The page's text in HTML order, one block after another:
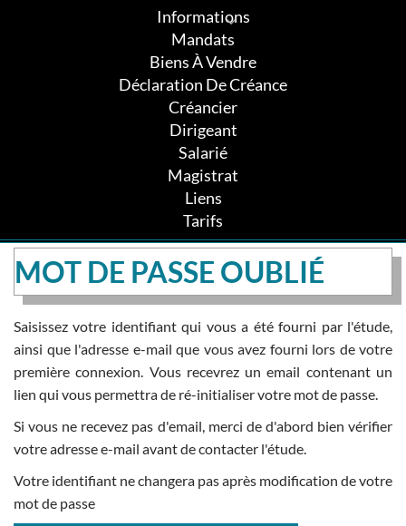
Informations
Mandats
Biens À Vendre
Déclaration De Créance
Créancier
Dirigeant
Salarié
Magistrat
Liens
Tarifs
MOT DE PASSE OUBLIÉ
Saisissez votre identifiant qui vous a été fourni par l'étude,
ainsi que l'adresse e-mail que vous avez fourni lors de votre
première connexion. Vous recevrez un email contenant un
lien qui vous permettra de ré-initialiser votre mot de passe.
Si vous ne recevez pas d'email, merci de d'abord bien vérifier
votre adresse e-mail avant de contacter l'étude.
Votre identifiant ne changera pas après modification de votre
mot de passe